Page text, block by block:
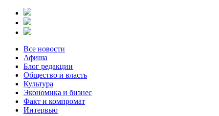
Все новости
Афиша
Блог редакции
Общество и власть
Культура
Экономика и бизнес
Факт и компромат
Интервью